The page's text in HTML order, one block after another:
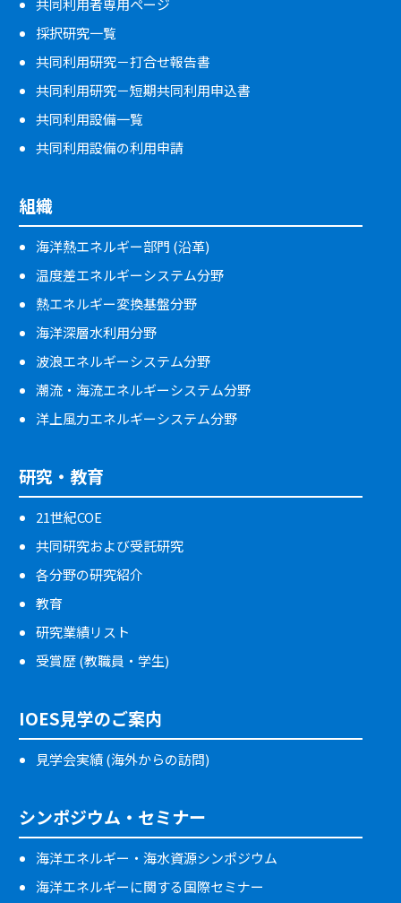
共同利用者専用ページ
採択研究一覧
共同利用研究－打合せ報告書
共同利用研究－短期共同利用申込書
共同利用設備一覧
共同利用設備の利用申請
組織
海洋熱エネルギー部門 (沿革)
温度差エネルギーシステム分野
熱エネルギー変換基盤分野
海洋深層水利用分野
波浪エネルギーシステム分野
潮流・海流エネルギーシステム分野
洋上風力エネルギーシステム分野
研究・教育
21世紀COE
共同研究および受託研究
各分野の研究紹介
教育
研究業績リスト
受賞歴 (教職員・学生)
IOES見学のご案内
見学会実績 (海外からの訪問)
シンポジウム・セミナー
海洋エネルギー・海水資源シンポジウム
海洋エネルギーに関する国際セミナー